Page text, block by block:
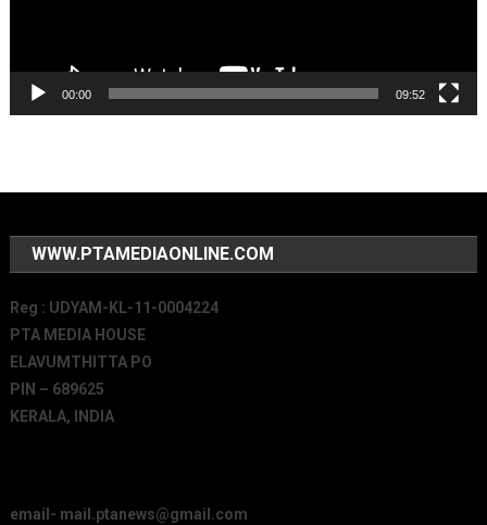
00:00 09:52
WWW.PTAMEDIAONLINE.COM
Reg : UDYAM-KL-11-0004224
PTA MEDIA HOUSE
ELAVUMTHITTA PO
PIN – 689625
KERALA, INDIA
email- mail.ptanews@gmail.com